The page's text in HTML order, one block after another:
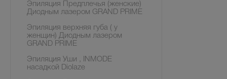
Эпиляция Предплечья (женские)
Диодным лазером GRAND PRIME
Эпиляция верхняя губа ( у
женщин) Диодным лазером
GRAND PRIME
Эпиляция Уши , INMODE
насадкой Diolaze